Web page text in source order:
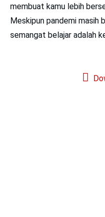
membuat kamu lebih
Meskipun pandemi
semangat belajar adalah